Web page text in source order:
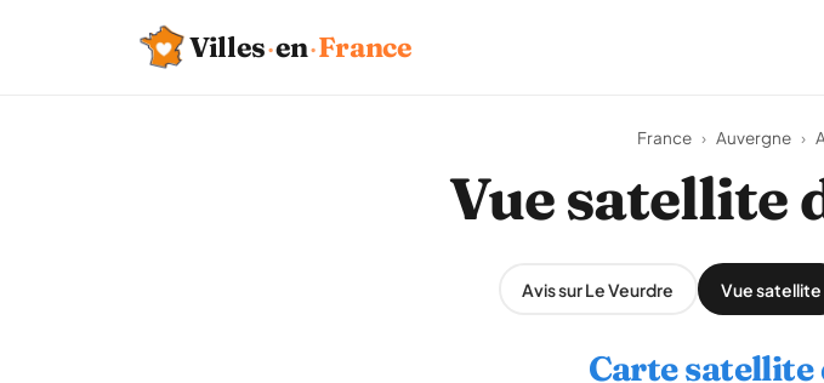
Villes·en·France
France › Auvergne ›
Vue satellite
Avis sur Le Veurdre Vue satellite
Carte satellite